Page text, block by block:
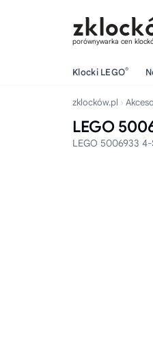
porównywarka cen
Klocki LEGO®
zklocków.pl
LEGO
LEGO 5006933